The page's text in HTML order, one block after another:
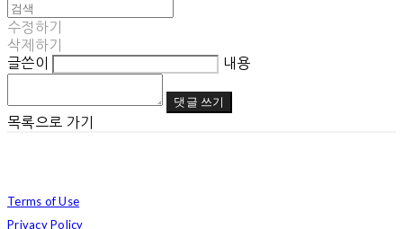
수정하기
삭제하기
글쓴이
내용
댓글 쓰기
목록으로 가기
Terms of Use
Privacy Policy